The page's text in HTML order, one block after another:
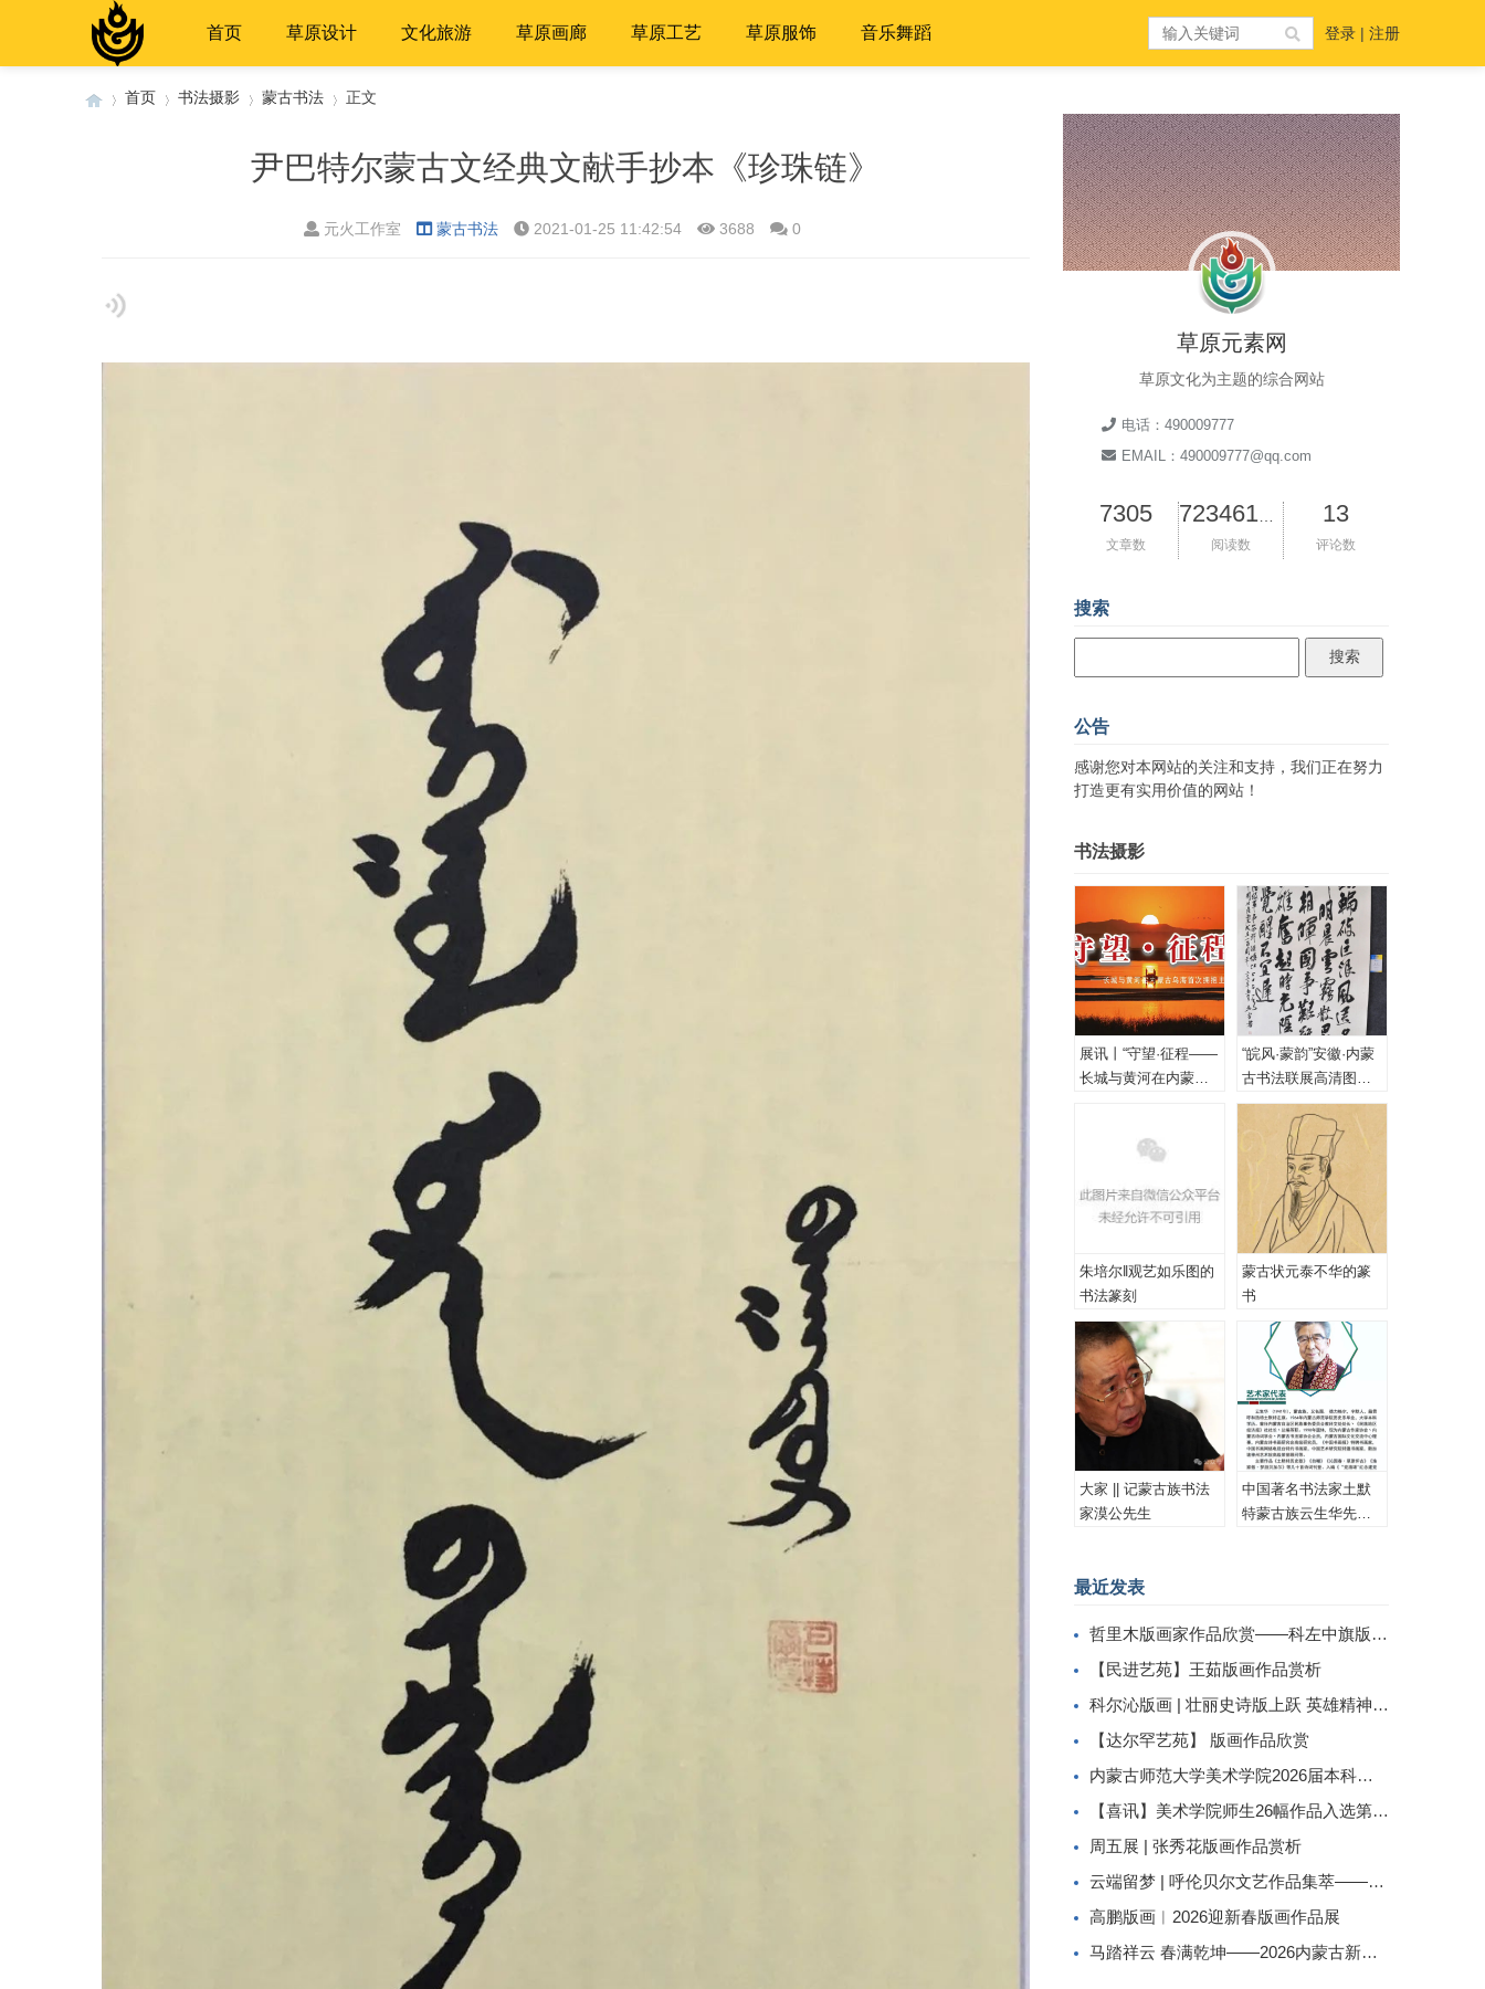
首页 草原设计 文化旅游 草原画廊 草原工艺 草原服饰 音乐舞蹈 登录 | 注册
首页 书法摄影 蒙古书法 正文
尹巴特尔蒙古文经典文献手抄本《珍珠链》
元火工作室 蒙古书法 2021-01-25 11:42:54 3688 0
草原元素网
草原文化为主题的综合网站
电话：490009777
EMAIL：490009777@qq.com
7305
文章数 阅读数
13
评论数
搜索
公告
感谢您对本网站的关注和支持，我们正在努力
打造更有实用价值的网站！
书法摄影
展讯丨“守望·征程——
长城与黄河在内蒙古
“皖风·蒙韵”安徽·内蒙
古书法联展高清图
（一、特邀作品）
朱培尔‖观艺如乐图的
书法篆刻
蒙古状元泰不华的篆
书
大家 || 记蒙古族书法
家漠公先生
中国著名书法家土默
特蒙古族云生华先生
最近发表
哲里木版画家作品欣赏——科左中旗版画家李忠斌作品赏析
【民进艺苑】王茹版画作品赏析
科尔沁版画 | 壮丽史诗版上跃 英雄精神画中传
【达尔罕艺苑】 版画作品欣赏
内蒙古师范大学美术学院2026届本科生毕业作品展美术学专业（版画方向）
【喜讯】美术学院师生26幅作品入选第二届内蒙古自治区小版画暨藏书票展
周五展 | 张秀花版画作品赏析
云端留梦 | 呼伦贝尔文艺作品集萃——姜识民版画选登
高鹏版画︱2026迎新春版画作品展
马踏祥云 春满乾坤——2026内蒙古新春民间工艺美术线上展（三）